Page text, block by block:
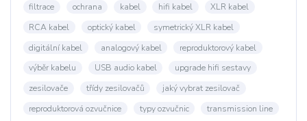
filtrace
ochrana kabel hifi kabel
XLR kabel
RCA kabel
optický kabel
symetrický XLR kabel
digitální kabel
analogový kabel
reproduktorový kabel
výběr kabelu
USB audio kabel
upgrade hifi sestavy
zesilovače
třídy zesilovačů
jaký vybrat zesilovač
reproduktorová ozvučnice
typy ozvučnic
transmission line